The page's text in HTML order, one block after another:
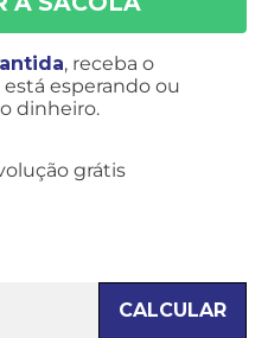
, receba o
esperando ou
dinheiro.
grátis
CALCULAR